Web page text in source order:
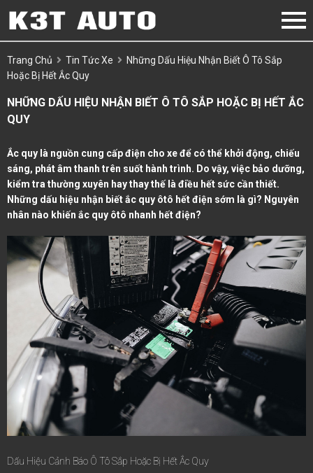
Trang Chủ Tin Tức Xe
Những Dấu Hiệu Nhận Biết Ô Tô Sắp
Hoặc Bị Hết Ắc Quy
NHỮNG DẤU HIỆU NHẬN BIẾT Ô TÔ SẮP HOẶC BỊ HẾT ẮC
QUY
Ắc quy là nguồn cung cấp điện cho xe để có thể khởi động, chiếu
sáng, phát âm thanh trên suốt hành trình. Do vậy, việc bảo dưỡng,
kiểm tra thường xuyên hay thay thế là điều hết sức cần thiết.
Những dấu hiệu nhận biết ắc quy ôtô hết điện sớm là gì? Nguyên
nhân nào khiến ắc quy ôtô nhanh hết điện?
Dấu Hiệu Cảnh Báo Ô Tô Sắp Hoặc Bị Hết Ắc Quy